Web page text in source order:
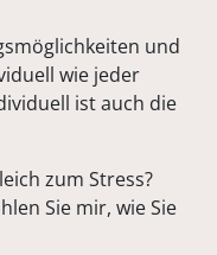
und
wie jeder
ist auch die
zum Stress?
Sie mir, wie Sie